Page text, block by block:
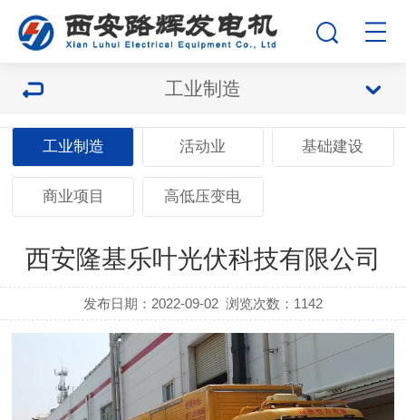
工业制造
工业制造 活动业 基础建设
商业项目 高低压变电
西安隆基乐叶光伏科技有限公司
发布日期：2022-09-02 浏览次数： 1142